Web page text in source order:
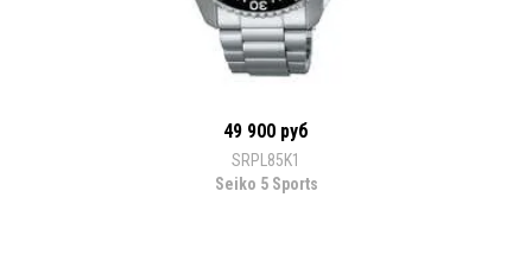
49 900 руб
SRPL85K1
Seiko 5 Sports